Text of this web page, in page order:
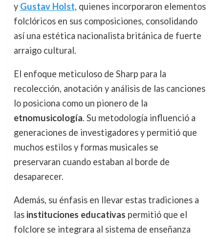
y Gustav Holst, quienes incorporaron elementos
folclóricos en sus composiciones, consolidando
así una estética nacionalista británica de fuerte
arraigo cultural.
El enfoque meticuloso de Sharp para la
recolección, anotación y análisis de las canciones
lo posiciona como un pionero de la
etnomusicología. Su metodología influenció a
generaciones de investigadores y permitió que
muchos estilos y formas musicales se
preservaran cuando estaban al borde de
desaparecer.
Además, su énfasis en llevar estas tradiciones a
las instituciones educativas permitió que el
folclore se integrara al sistema de enseñanza